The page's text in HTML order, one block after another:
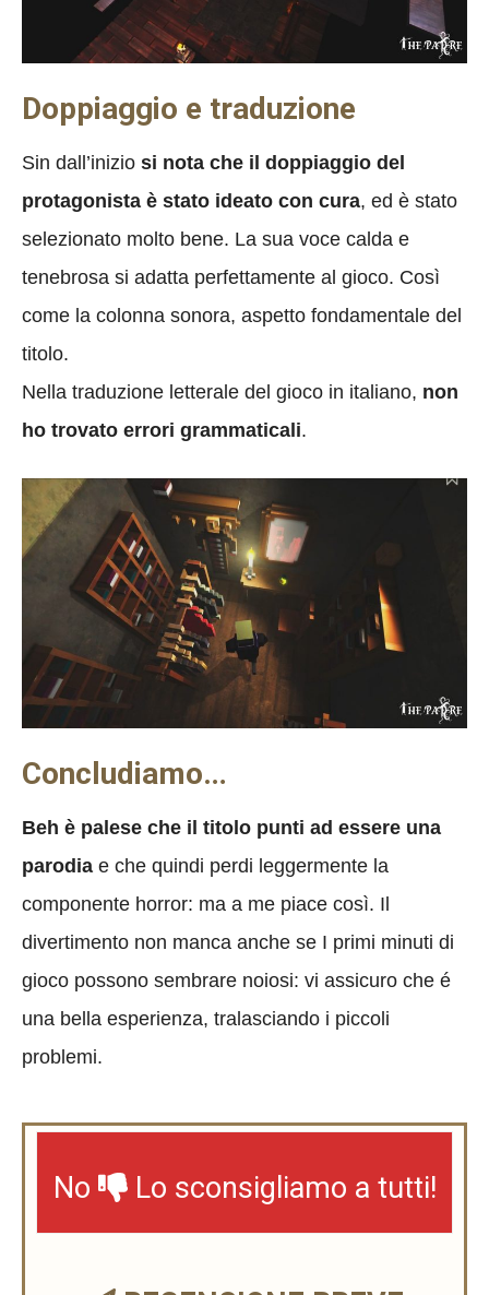
Doppiaggio e traduzione
Sin dall’inizio si nota che il doppiaggio del
protagonista è stato ideato con cura, ed è stato
selezionato molto bene. La sua voce calda e
tenebrosa si adatta perfettamente al gioco. Così
come la colonna sonora, aspetto fondamentale del
titolo.
Nella traduzione letterale del gioco in italiano, non
ho trovato errori grammaticali.
Concludiamo…
Beh è palese che il titolo punti ad essere una
parodia e che quindi perdi leggermente la
componente horror: ma a me piace così. Il
divertimento non manca anche se I primi minuti di
gioco possono sembrare noiosi: vi assicuro che é
una bella esperienza, tralasciando i piccoli
problemi.
No Lo sconsigliamo a tutti!